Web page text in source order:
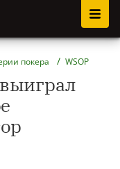
покера WSOP